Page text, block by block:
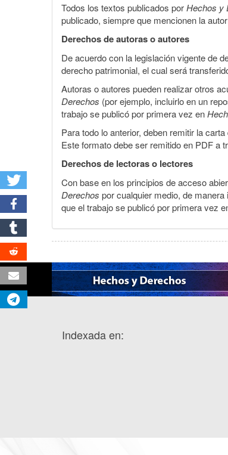
Todos los textos publicados porHechos y
publicado, siempre que mencionen la
Derechos de autoras o autores
De acuerdo con la legislación vigente de
derecho patrimonial, el cual será
Autoras o autores pueden realizar otros
Derechos (por ejemplo, incluirlo en un
trabajo se publicó por primera vez en
Para todo lo anterior, deben remitir la
Este formato debe ser remitido en PDF a
Derechos de lectoras o lectores
Con base en los principios de acceso
Derechos por cualquier medio, de
que el trabajo se publicó por primera vez
Indexada en: